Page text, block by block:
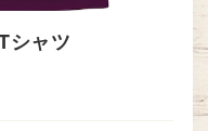
シャツ